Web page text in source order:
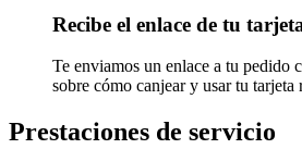
Recibe el enlace de tu
Te enviamos un enlace a tu pedido
sobre cómo canjear y usar tu tarjeta
Prestaciones de servicio